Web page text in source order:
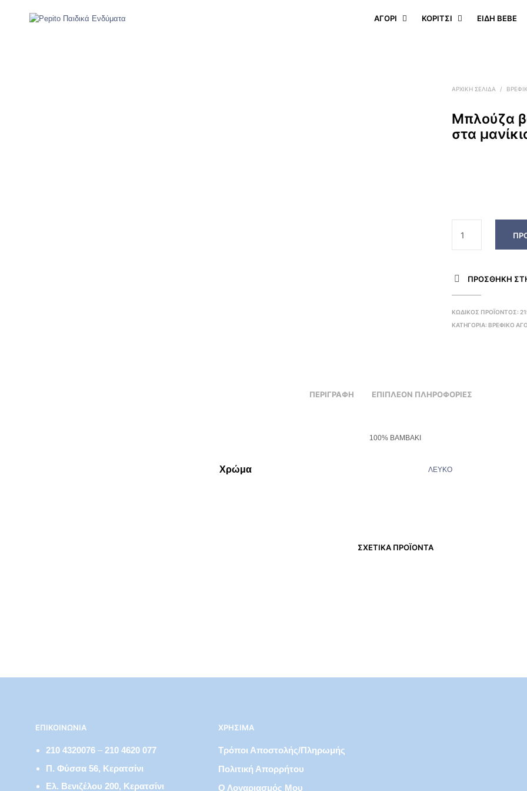
ΑΓΟΡΙ ΚΟΡΙΤΣΙ ΕΊΔΗ BEBE
ΑΡΧΙΚΉ ΣΕΛΊΔΑ /
Μπλούζα
στα
ΠΡΌΣΘΉΚΗ
ΚΩΔΙΚΌΣ ΠΡΟΪΌΝΤΟΣ:
ΚΑΤΗΓΟΡΊΑ:ΒΡΕΦΙΚΟ
ΠΕΡΙΓΡΑΦΉ ΕΠΙΠΛΈΟΝ ΠΛΗΡΟΦΟΡΊΕΣ
100% ΒΑΜΒΑΚΙ
Χρώμα ΛΕΥΚΟ
ΣΧΕΤΙΚΆ ΠΡΟΪΌΝΤΑ
ΕΠΙΚΟΙΝΩΝΊΑ
210 4320076– 210 4620 077
Π. Φύσσα 56, Κερατσίνι
Ελ. Βενιζέλου 200, Κερατσίνι
ΧΡΉΣΙΜΑ
Τρόποι Αποστολής/πληρωμής
Πολιτική Απορρήτου
Ο Λογαριασμός Μου